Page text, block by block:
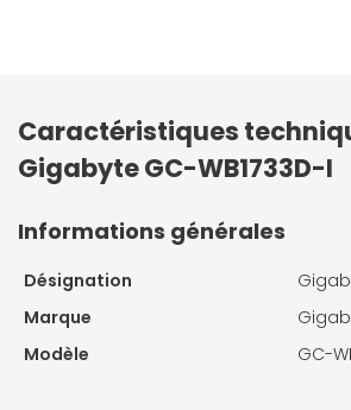
Caractéristiques
Gigabyte GC-WB1733D-I
Informations générales
Désignation
Marque
Modèle
GC-